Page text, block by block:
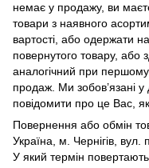
немає у продажу, ви
товари з наявного
вартості, або одержати
повернутого товару, або
аналогічний при першому
продаж. Ми зобов’язані
повідомити про це Вас,
Повернення або обмін
Україна, м. Чернігів,
У який термін